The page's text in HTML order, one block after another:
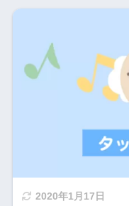
2020年1月17日